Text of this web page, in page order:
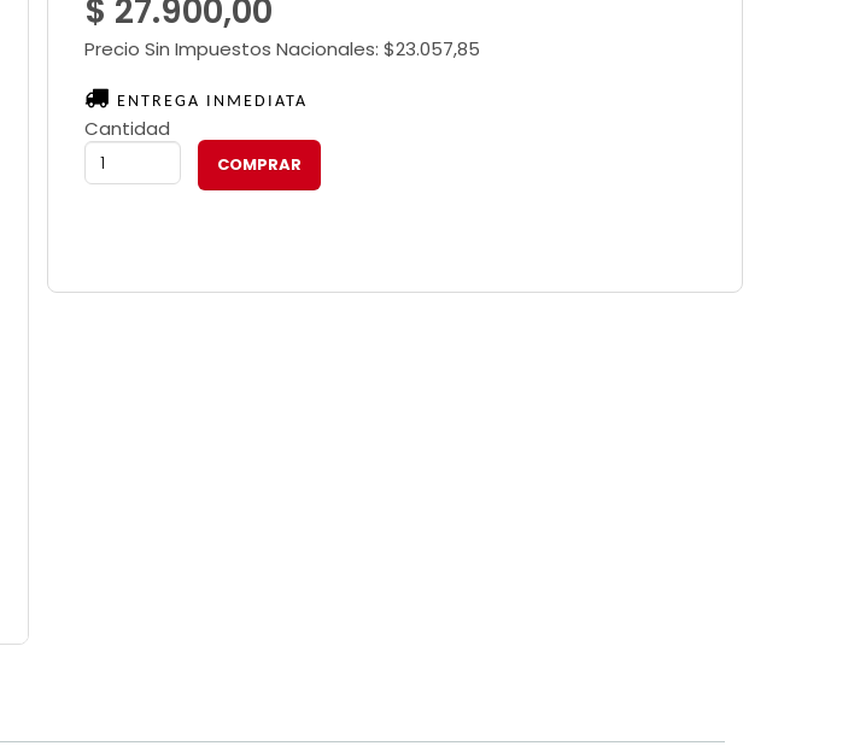
$ 27.900,00
Precio Sin Impuestos Nacionales: $23.057,85
ENTREGA INMEDIATA
Cantidad